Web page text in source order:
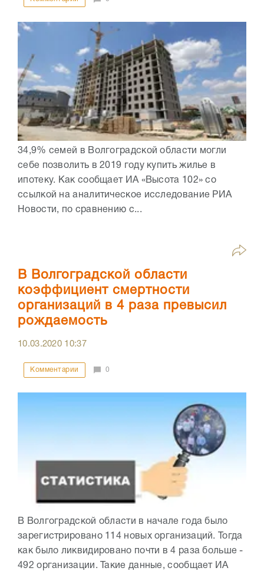
34,9% семей в Волгоградской области могли
себе позволить в 2019 году купить жилье в
ипотеку. Как сообщает ИА «Высота 102» со
ссылкой на аналитическое исследование РИА
Новости, по сравнению с...
В Волгоградской области
коэффициент смертности
организаций в 4 раза превысил
рождаемость
10.03.2020 10:37
Комментарии 0
В Волгоградской области в начале года было
зарегистрировано 114 новых организаций. Тогда
как было ликвидировано почти в 4 раза больше -
492 организации. Такие данные, сообщает ИА